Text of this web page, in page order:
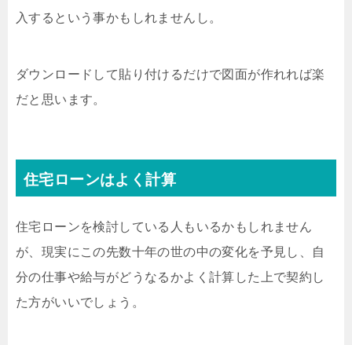
入するという事かもしれませんし。
ダウンロードして貼り付けるだけで図面が作れれば楽
だと思います。
住宅ローンはよく計算
住宅ローンを検討している人もいるかもしれません
が、現実にこの先数十年の世の中の変化を予見し、自
分の仕事や給与がどうなるかよく計算した上で契約し
た方がいいでしょう。